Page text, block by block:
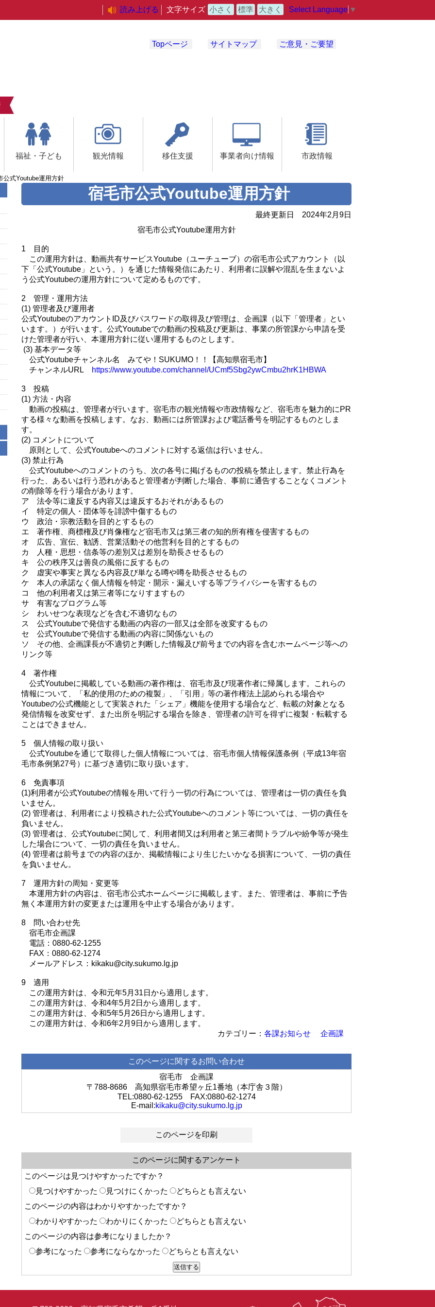
読み上げる 文字サイズ 小さく 標準 大きく Select Language ▼
Topページ サイトマップ ご意見・ご要望
福祉・子ども 観光情報 移住支援 事業者向け情報 市政情報
公式Youtube運用方針
宿毛市公式Youtube運用方針
最終更新日 2024年2月9日
宿毛市公式Youtube運用方針
1 目的
この運用方針は、動画共有サービスYoutube（ユーチューブ）の宿毛市公式アカウント（以
下「公式Youtube」という。）を通じた情報発信にあたり、利用者に誤解や混乱を生まないよ
う公式Youtubeの運用方針について定めるものです。
2 管理・運用方法
(1) 管理者及び運用者
公式YoutubeのアカウントID及びパスワードの取得及び管理は、企画課（以下「管理者」とい
います。）が行います。公式Youtubeでの動画の投稿及び更新は、事業の所管課から申請を受
けた管理者が行い、本運用方針に従い運用するものとします。
(3) 基本データ等
公式Youtubeチャンネル名 みてや！SUKUMO！！【高知県宿毛市】
チャンネルURL
https://www.youtube.com/channel/UCmf5Sbg2ywCmbu2hrK1HBWA
3 投稿
(1) 方法・内容
動画の投稿は、管理者が行います。宿毛市の観光情報や市政情報など、宿毛市を魅力的にPR
する様々な動画を投稿します。なお、動画には所管課および電話番号を明記するものとしま
す。
(2) コメントについて
原則として、公式Youtubeへのコメントに対する返信は行いません。
(3) 禁止行為
公式Youtubeへのコメントのうち、次の各号に掲げるものの投稿を禁止します。禁止行為を
行った、あるいは行う恐れがあると管理者が判断した場合、事前に通告することなくコメント
の削除等を行う場合があります。
ア 法令等に違反する内容又は違反するおそれがあるもの
イ 特定の個人・団体等を誹謗中傷するもの
ウ 政治・宗教活動を目的とするもの
エ 著作権、商標権及び肖像権など宿毛市又は第三者の知的所有権を侵害するもの
オ 広告、宣伝、勧誘、営業活動その他営利を目的とするもの
カ 人種・思想・信条等の差別又は差別を助長させるもの
キ 公の秩序又は善良の風俗に反するもの
ク 虚実や事実と異なる内容及び単なる噂や噂を助長させるもの
ケ 本人の承諾なく個人情報を特定・開示・漏えいする等プライバシーを害するもの
コ 他の利用者又は第三者等になりすますもの
サ 有害なプログラム等
シ わいせつな表現などを含む不適切なもの
ス 公式Youtubeで発信する動画の内容の一部又は全部を改変するもの
セ 公式Youtubeで発信する動画の内容に関係ないもの
ソ その他、企画課長が不適切と判断した情報及び前号までの内容を含むホームページ等への
リンク等
4 著作権
公式Youtubeに掲載している動画の著作権は、宿毛市及び現著作者に帰属します。これらの
情報について、「私的使用のための複製」、「引用」等の著作権法上認められる場合や
Youtubeの公式機能として実装された「シェア」機能を使用する場合など、転載の対象となる
発信情報を改変せず、また出所を明記する場合を除き、管理者の許可を得ずに複製・転載する
ことはできません。
5 個人情報の取り扱い
公式Youtubeを通じて取得した個人情報については、宿毛市個人情報保護条例（平成13年宿
毛市条例第27号）に基づき適切に取り扱います。
6 免責事項
(1)利用者が公式Youtubeの情報を用いて行う一切の行為については、管理者は一切の責任を負
いません。
(2) 管理者は、利用者により投稿された公式Youtubeへのコメント等については、一切の責任を
負いません。
(3) 管理者は、公式Youtubeに関して、利用者間又は利用者と第三者間トラブルや紛争等が発生
した場合について、一切の責任を負いません。
(4) 管理者は前号までの内容のほか、掲載情報により生じたいかなる損害について、一切の責任
を負いません。
7 運用方針の周知・変更等
本運用方針の内容は、宿毛市公式ホームページに掲載します。また、管理者は、事前に予告
無く本運用方針の変更または運用を中止する場合があります。
8 問い合わせ先
宿毛市企画課
電話：0880-62-1255
FAX：0880-62-1274
メールアドレス：kikaku@city.sukumo.lg.jp
9 適用
この運用方針は、令和元年5月31日から適用します。
この運用方針は、令和4年5月2日から適用します。
この運用方針は、令和5年5月26日から適用します。
この運用方針は、令和6年2月9日から適用します。
各課お知らせ
企画課
このページに関するお問い合わせ
宿毛市 企画課
〒788-8686 高知県宿毛市希望ヶ丘1番地（本庁舎３階）
TEL:0880-62-1255 FAX:0880-62-1274
E-mail:kikaku@city.sukumo.lg.jp
このページを印刷
このページに関するアンケート
このページは見つけやすかったですか？
見つけやすかった
見つけにくかった
どちらとも言えない
このページの内容はわかりやすかったですか？
わかりやすかった
わかりにくかった
どちらとも言えない
このページの内容は参考になりましたか？
参考になった
参考にならなかった どちらとも言えない